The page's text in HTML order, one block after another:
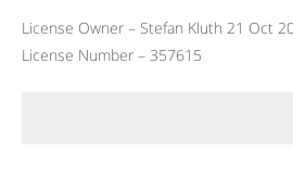
License Owner – Stefan Kluth 21 Oct
License Number – 357615